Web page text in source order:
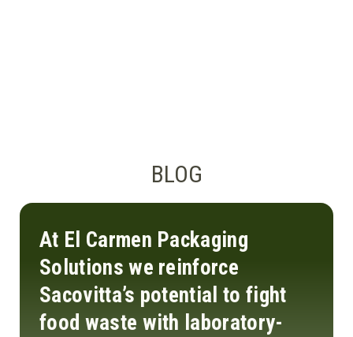
BLOG
At El Carmen Packaging
Solutions we reinforce
Sacovitta’s potential to fight
food waste with laboratory-